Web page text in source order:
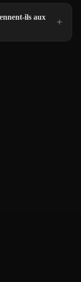
ils aux